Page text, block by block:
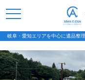
岐阜・愛知エリアを中心に遺品整